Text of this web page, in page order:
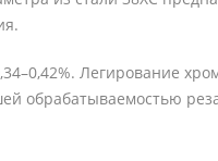
Легирование
обрабатываемостью